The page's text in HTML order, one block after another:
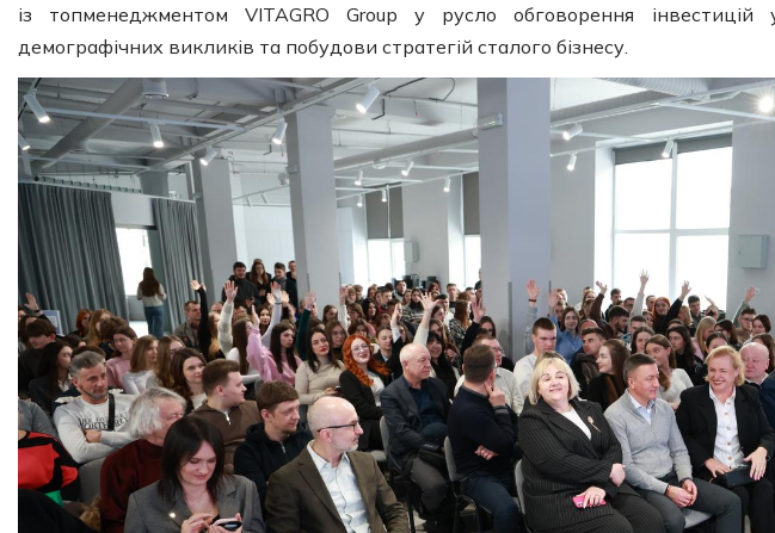
із топменеджментом VITAGRO Group у русло обговорення
демографічних викликів та побудови стратегій сталого бізнесу.